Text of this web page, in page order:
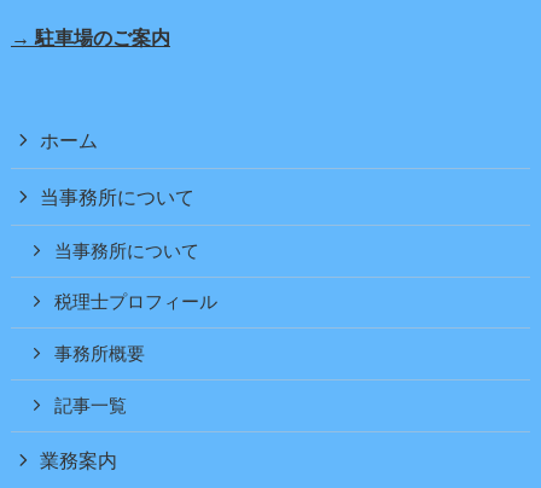
→ 駐車場のご案内
ホーム
当事務所について
当事務所について
税理士プロフィール
事務所概要
記事一覧
業務案内